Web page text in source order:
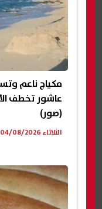
مكياج ناعم
عاشور تخطف
(صور)
الثلاثاء 04/08/2026 10:11 م